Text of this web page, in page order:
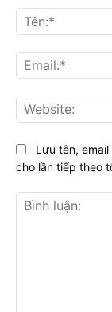
Lưu tên,
cho lần tiếp theo